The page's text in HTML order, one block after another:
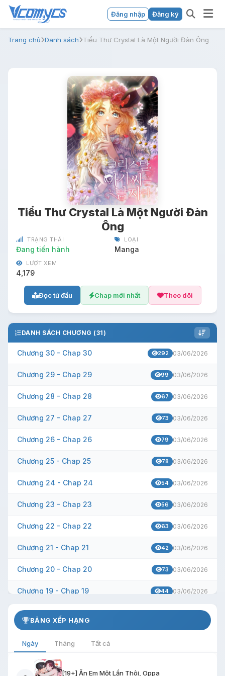
Đăng nhập Đăng ký
Trang chủ Danh sách Tiểu Thư Crystal Là Một Người Đàn Ông
Tiểu Thư Crystal Là Một Người Đàn
Ông
TRẠNG THÁI
Đang tiến hành
LOẠI
Manga
LƯỢT XEM
4,179
Đọc từ đầu Chap mới nhất Theo dõi
DANH SÁCH CHƯƠNG (31)
Chương 30 - Chap 30 292 03/06/2026
Chương 29 - Chap 29 99 03/06/2026
Chương 28 - Chap 28 67 03/06/2026
Chương 27 - Chap 27 73 03/06/2026
Chương 26 - Chap 26 79 03/06/2026
Chương 25 - Chap 25 78 03/06/2026
Chương 24 - Chap 24 54 03/06/2026
Chương 23 - Chap 23 56 03/06/2026
Chương 22 - Chap 22 63 03/06/2026
Chương 21 - Chap 21 42 03/06/2026
Chương 20 - Chap 20 73 03/06/2026
Chương 19 - Chap 19 44 03/06/2026
Chương 18 - Chap 18 44 03/06/2026
BẢNG XẾP HẠNG
Ngày Tháng Tất cả
[19+] Ăn Em Một Lần Thôi, Oppa